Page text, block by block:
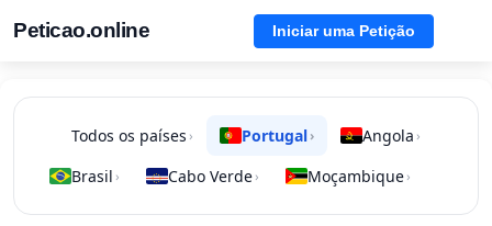
Peticao.online Iniciar uma Petição
Todos os países › Portugal› Angola ›
Brasil › Cabo Verde› Moçambique›